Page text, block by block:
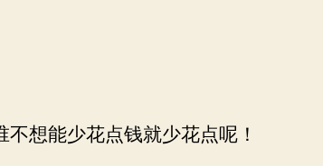
想能少花点钱就少花点呢！